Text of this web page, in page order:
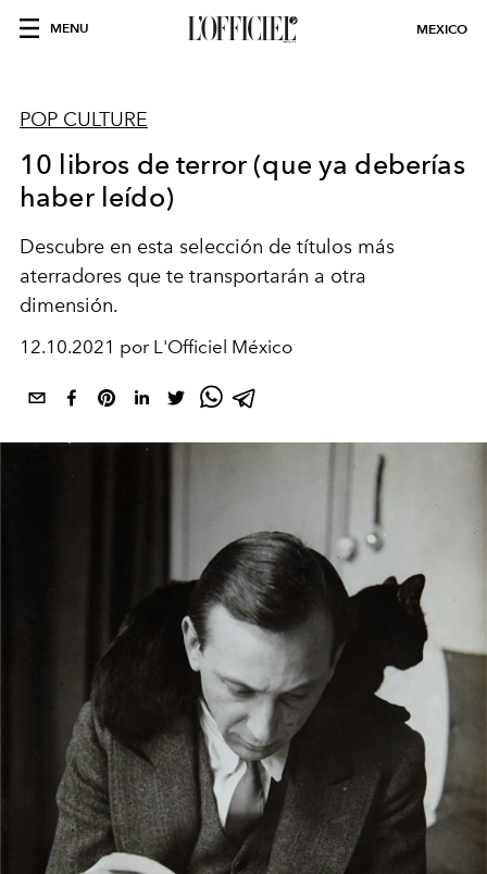
MENU MEXICO
POP CULTURE
10 libros de terror (que ya deberías
haber leído)
Descubre en esta selección de títulos más
aterradores que te transportarán a otra
dimensión.
12.10.2021 por L'Officiel México